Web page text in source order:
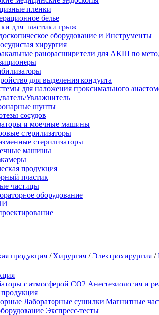
пленки
белье
для пластики грыж
оборудование и Инструменты
хирургия
ранорасширители для АКШ по
для выделения кондуита
для наложения проксимального
Увлажнитель
шунты
сосудов
и моечные машины
стерилизаторы
стерилизаторы
машины
продукция
пластик
частицы
оборудование
продукция / Хирургия /Электрохирургия /
с атмосферой CO2 Анестезиология и
продукция
Лабораторные сушилки Магнитные
Экспресс-тесты